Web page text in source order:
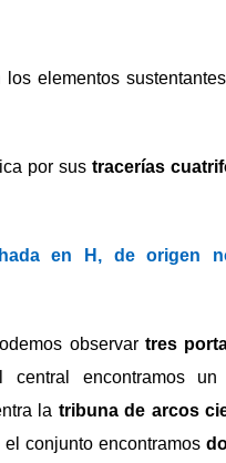
elementos
por sustracerías
en H, de origen
observartres
encontramos un
la tribuna de arcos
el conjunto encontramos